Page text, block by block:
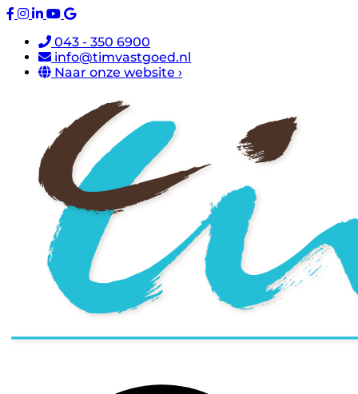
043 - 350 6900
info@timvastgoed.nl
Naar onze website ›